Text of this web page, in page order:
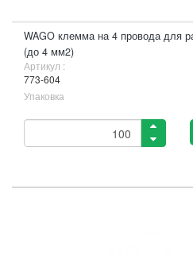
WAGO клемма на 4 провода для
(до 4 мм2)
Артикул :
773-604
Упаковка